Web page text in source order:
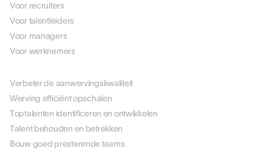
Voor recruiters
Voor talentleiders
Voor managers
Voor werknemers
Verbeter de aanwervingskwaliteit
Werving efficiënt opschalen
Toptalenten identificeren en ontwikkelen
Talent behouden en betrekken
Bouw goed presterende teams